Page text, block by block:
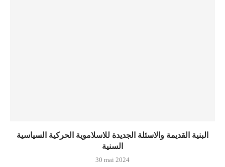
البنية القديمة والاسئلة الجديدة للاسلاموية الحركية السياسية
السنية
30 mai 2024